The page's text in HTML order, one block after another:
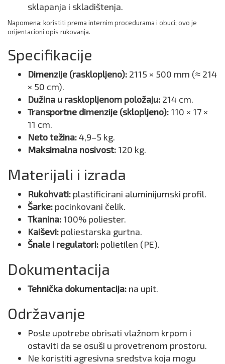
sklapanja i skladištenja.
Napomena: koristiti prema internim procedurama i obuci; ovo je
orijentacioni opis rukovanja.
Specifikacije
Dimenzije (rasklopljeno): 2115 × 500 mm (≈ 214
× 50 cm).
Dužina u rasklopljenom položaju: 214 cm.
Transportne dimenzije (sklopljeno): 110 × 17 ×
11 cm.
Neto težina:4,9–5 kg.
Maksimalna nosivost: 120 kg.
Materijali i izrada
Rukohvati: plastificirani aluminijumski profil.
Šarke: pocinkovani čelik.
Tkanina: 100% poliester.
Kaiševi: poliestarska gurtna.
Šnale i regulatori: polietilen (PE).
Dokumentacija
Tehnička dokumentacija: na upit.
Održavanje
Posle upotrebe obrisati vlažnom krpom i
ostaviti da se osuši u provetrenom prostoru.
Ne koristiti agresivna sredstva koja mogu